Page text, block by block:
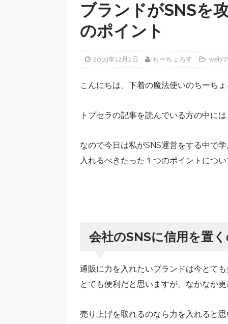
ブランドがSNSを
のポイント
2019年12月2日 ちーちょろす web
こんにちは、下着の魔法使いのちーちょ
トプセラの記事を読んでいる方の中に
なので今日は私がSNS運営をする中で
入れるべきたった１つのポイントについ
会社のSNSに信用を置
通販に力を入れたいブランドは今とて
とても便利だと思いますが、なかなか
売り上げを取れるのなら力を入れると